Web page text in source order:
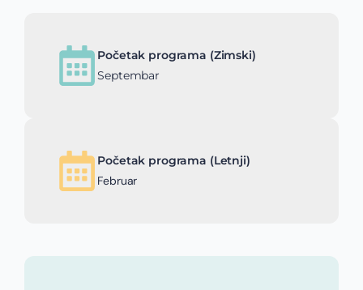
Početak programa (Zimski)
Septembar
Početak programa (Letnji)
Februar